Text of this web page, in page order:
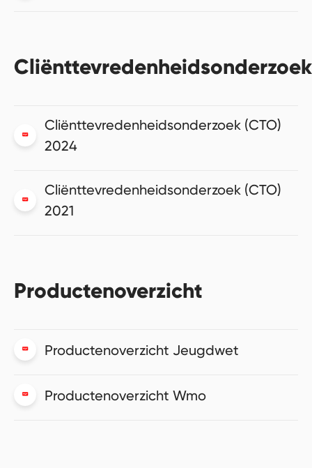
Cliënttevredenheidsonderzoek
Cliënttevredenheidsonderzoek (CTO)
2024
Cliënttevredenheidsonderzoek (CTO)
2021
Productenoverzicht
Productenoverzicht Jeugdwet
Productenoverzicht Wmo